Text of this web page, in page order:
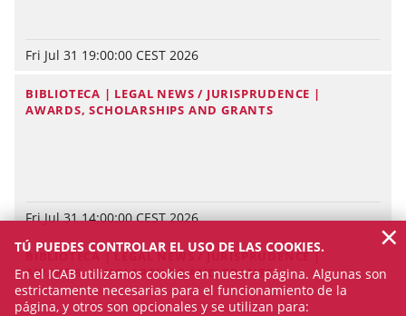
Fri Jul 31 19:00:00 CEST 2026
BIBLIOTECA | LEGAL NEWS / JURISPRUDENCE |
AWARDS, SCHOLARSHIPS AND GRANTS
Fri Jul 31 14:00:00 CEST 2026
BIBLIOTECA | LEGAL NEWS / JURISPRUDENCE |
AWARDS, SCHOLARSHIPS AND GRANTS
TÚ PUEDES CONTROLAR EL USO DE LAS COOKIES.
En el ICAB utilizamos cookies en nuestra página. Algunas son
estrictamente necesarias para el funcionamiento de la
página, y otros son opcionales y se utilizan para:
×